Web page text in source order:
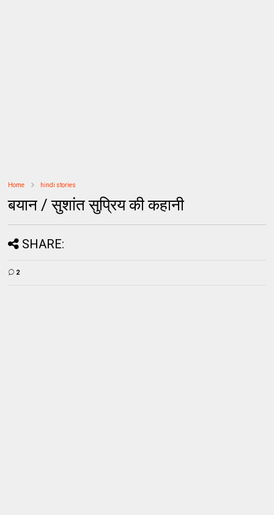
Home hindi stories
बयान / सुशांत सुप्रिय की कहानी
SHARE:
2